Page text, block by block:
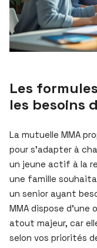
Les
les besoins
La mutuelle MMA
pour s’adapter à
un jeune actif à la
une famille
un senior ayant
MMA dispose
atout majeur, car
selon vos priorités